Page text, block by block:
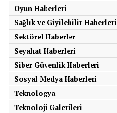
Oyun Haberleri
Sağlık ve Giyilebilir Haberleri
Sektörel Haberler
Seyahat Haberleri
Siber Güvenlik Haberleri
Sosyal Medya Haberleri
Teknologya
Teknoloji Galerileri